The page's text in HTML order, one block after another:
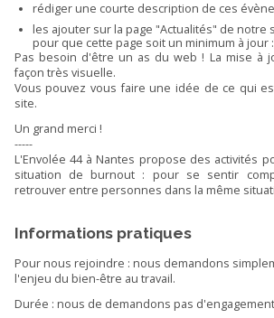
rédiger une courte description de ces
les ajouter sur la page "Actualités" de notre
pour que cette page soit un minimum à jour
Pas besoin d'être un as du web ! La mise à
façon très visuelle.
Vous pouvez vous faire une idée de ce qui
site.
Un grand merci !
-----
L'Envolée 44 à Nantes propose des activités
situation de burnout : pour se sentir
retrouver entre personnes dans la même
Informations pratiques
Pour nous rejoindre : nous demandons
l'enjeu du bien-être au travail.
Durée : nous de demandons pas